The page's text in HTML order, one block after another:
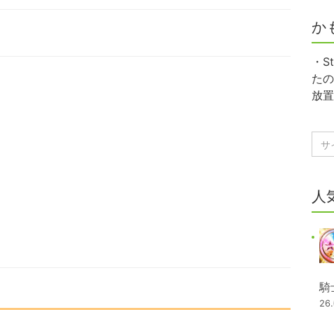
か
・
た
放
人
騎